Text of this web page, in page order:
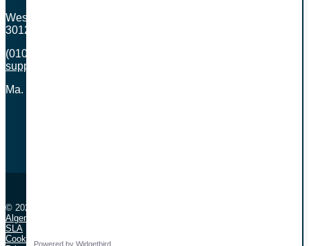
Westblaak 130
3012 KM Rotterdam
(010) 307 41 33
support@webtify.nl
Ma. – Vr. 9.00 – 17.30
© 2026
Algemene voorwaarden
SLA
CookiebeleidPowered by Widgetbird